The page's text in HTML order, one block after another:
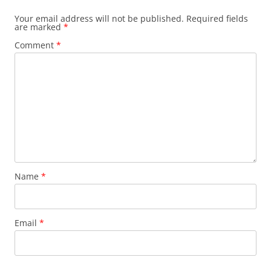
Your email address will not be published. Required fields
are marked *
Comment *
Name *
Email *